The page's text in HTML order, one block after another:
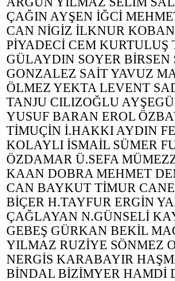
ÇAĞIN AYŞEN İĞCİ
CAN NİGİZ İLKNUR KOBAN
PİYADECİ CEM KURTULUŞ
GÜLAYDIN SOYER BİRSEN
GONZALEZ SAİT YAVUZ
ÖLMEZ YEKTA LEVENT
TANJU CILIZOĞLU
YUSUF BARAN EROL
TİMUÇİN İ.HAKKI AYDIN
KOLAYLI İSMAİL SÜMER
ÖZDAMAR Ü.SEFA
KAAN DOBRA MEHMET
CAN BAYKUT TİMUR
BİÇER H.TAYFUR ERGİN
ÇAĞLAYAN N.GÜNSELİ
GEBEŞ GÜRKAN BEKİL
YILMAZ RUZİYE SÖNMEZ
NERGİS KARABAYIR
BİNDAL BİZİMYER HAMDİ